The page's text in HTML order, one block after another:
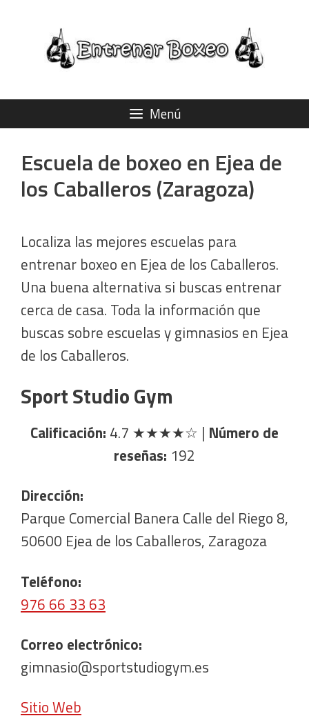
contenido
Menú
Escuela de boxeo en Ejea de
los Caballeros (Zaragoza)
Localiza las mejores escuelas para
entrenar boxeo en Ejea de los Caballeros.
Una buena alternativa si buscas entrenar
cerca de casa. Toda la información que
buscas sobre escuelas y gimnasios en Ejea
de los Caballeros.
Sport Studio Gym
Calificación: 4.7 ★★★★☆ | Número de
reseñas: 192
Dirección:
Parque Comercial Banera Calle del Riego 8,
50600 Ejea de los Caballeros, Zaragoza
Teléfono:
976 66 33 63
Correo electrónico:
gimnasio@sportstudiogym.es
Sitio Web